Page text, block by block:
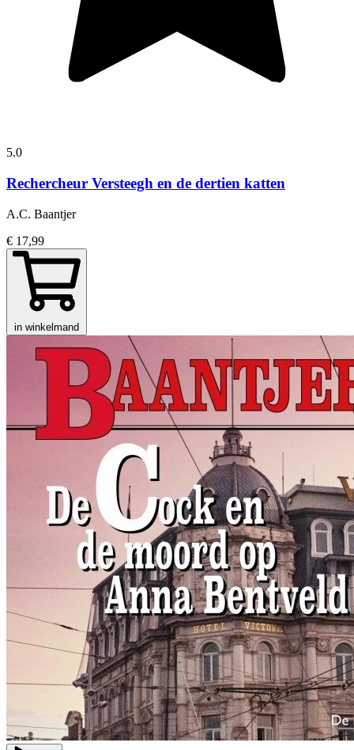
5.0
Rechercheur Versteegh en de dertien katten
A.C. Baantjer
€ 17,99
in winkelmand